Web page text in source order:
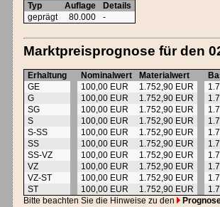
Typ Auflage
Details
geprägt
80.000 -
Marktpreisprognose für den
Erhaltung Nominalwert Materialwert
GE
100,00 EUR 1.752,90 EUR
G
100,00 EUR 1.752,90 EUR
SG
100,00 EUR 1.752,90 EUR
S
100,00 EUR 1.752,90 EUR
S-SS
100,00 EUR 1.752,90 EUR
SS
100,00 EUR 1.752,90 EUR
SS-VZ
100,00 EUR 1.752,90 EUR
VZ
100,00 EUR 1.752,90 EUR
VZ-ST
100,00 EUR 1.752,90 EUR
ST
100,00 EUR 1.752,90 EUR
Bitte beachten Sie die Hinweise zu den